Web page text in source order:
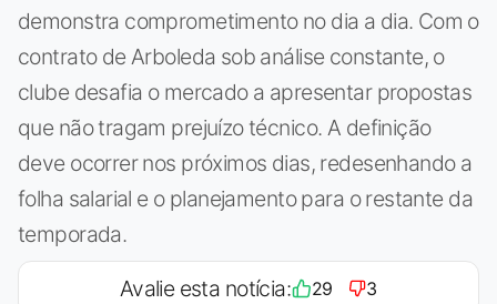
demonstra comprometimento no dia a dia. Com o
contrato de Arboleda sob análise constante, o
clube desafia o mercado a apresentar propostas
que não tragam prejuízo técnico. A definição
deve ocorrer nos próximos dias, redesenhando a
folha salarial e o planejamento para o restante da
temporada.
Avalie esta notícia: 29 3